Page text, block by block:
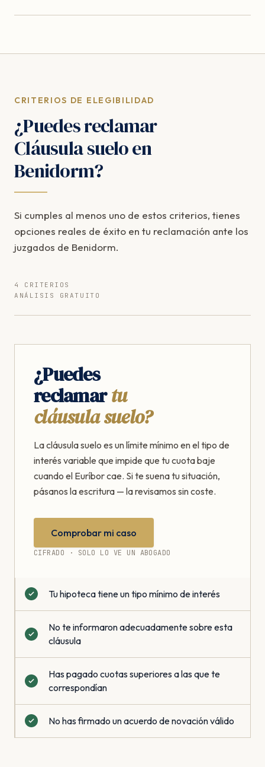
CRITERIOS DE ELEGIBILIDAD
¿Puedes reclamar
Cláusula suelo en
Benidorm?
Si cumples al menos uno de estos criterios, tienes
opciones reales de éxito en tu reclamación ante los
juzgados de Benidorm.
4 CRITERIOS
ANÁLISIS GRATUITO
¿Puedes
reclamartu
cláusula suelo?
La cláusula suelo es un límite mínimo en el tipo de
interés variable que impide que tu cuota baje
cuando el Euríbor cae. Si te suena tu situación,
pásanos la escritura — la revisamos sin coste.
Comprobar mi caso
CIFRADO · SOLO LO VE UN ABOGADO
Tu hipoteca tiene un tipo mínimo de interés
No te informaron adecuadamente sobre esta
cláusula
Has pagado cuotas superiores a las que te
correspondían
No has firmado un acuerdo de novación válido